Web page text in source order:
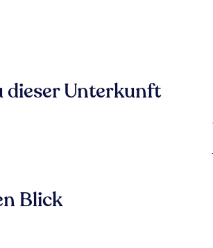
dieser Unterkunft
Blick